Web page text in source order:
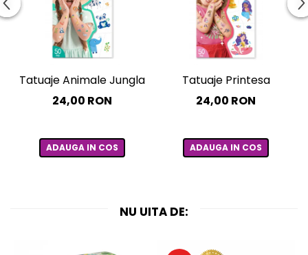
Tatuaje Animale Jungla
24,00 RON
ADAUGA IN COS
Tatuaje Printesa
24,00 RON
ADAUGA IN COS
NU UITA DE: